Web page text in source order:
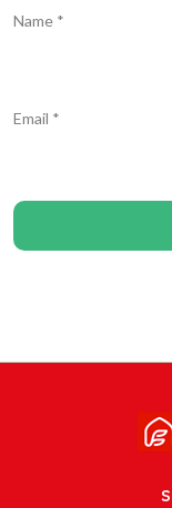
Name *
Email *